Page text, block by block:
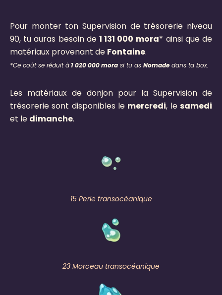
Pour monter ton Supervision de trésorerie niveau
90, tu auras besoin de 1 131 000 mora* ainsi que de
matériaux provenant de Fontaine.
*Ce coût se réduit à 1 020 000 mora si tu as Nomade dans ta box.
Les matériaux de donjon pour la Supervision de
trésorerie sont disponibles le mercredi, lesamedi
et le dimanche.
15 Perle transocéanique
23 Morceau transocéanique